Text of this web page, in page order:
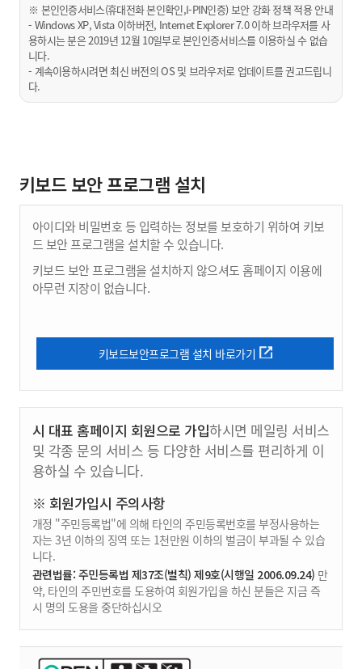
※ 본인인증서비스(휴대전화 본인확인,I-PIN인증) 보안 강화 정책 적용 안내
- Windows XP, Vista 이하버전, Internet Explorer 7.0 이하 브라우저를 사
용하시는 분은 2019년 12월 10일부로 본인인증서비스를 이용하실 수 없습
니다.
- 계속이용하시려면 최신 버전의 OS 및 브라우저로 업데이트를 권고드립니
다.
키보드 보안 프로그램 설치
아이디와 비밀번호 등 입력하는 정보를 보호하기 위하여 키보
드 보안 프로그램을 설치할 수 있습니다.
키보드 보안 프로그램을 설치하지 않으셔도 홈페이지 이용에
아무런 지장이 없습니다.
키보드보안프로그램 설치 바로가기
시 대표 홈페이지 회원으로 가입하시면 메일링 서비스
및 각종 문의 서비스 등 다양한 서비스를 편리하게 이
용하실 수 있습니다.
※ 회원가입시 주의사항
개정 "주민등록법"에 의해 타인의 주민등록번호를 부정사용하는
자는 3년 이하의 징역 또는 1천만원 이하의 벌금이 부과될 수 있습
니다.
관련법률: 주민등록법 제37조(벌칙) 제9호(시행일 2006.09.24) 만
약, 타인의 주민번호를 도용하여 회원가입을 하신 분들은 지금 즉
시 명의 도용을 중단하십시오